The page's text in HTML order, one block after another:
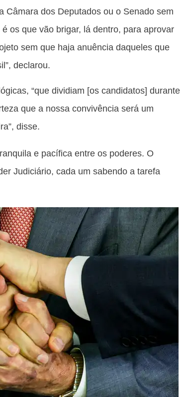
Câmara dos Deputados ou o Senado sem
os que vão brigar, lá dentro, para aprovar
sem que haja anuência daqueles que
declarou.
“que dividiam [os candidatos] durante
que a nossa convivência será um
disse.
e pacífica entre os poderes. O
Judiciário, cada um sabendo a tarefa